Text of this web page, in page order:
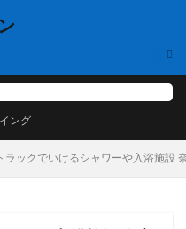
ング
ラックでいけるシャワーや入浴施設